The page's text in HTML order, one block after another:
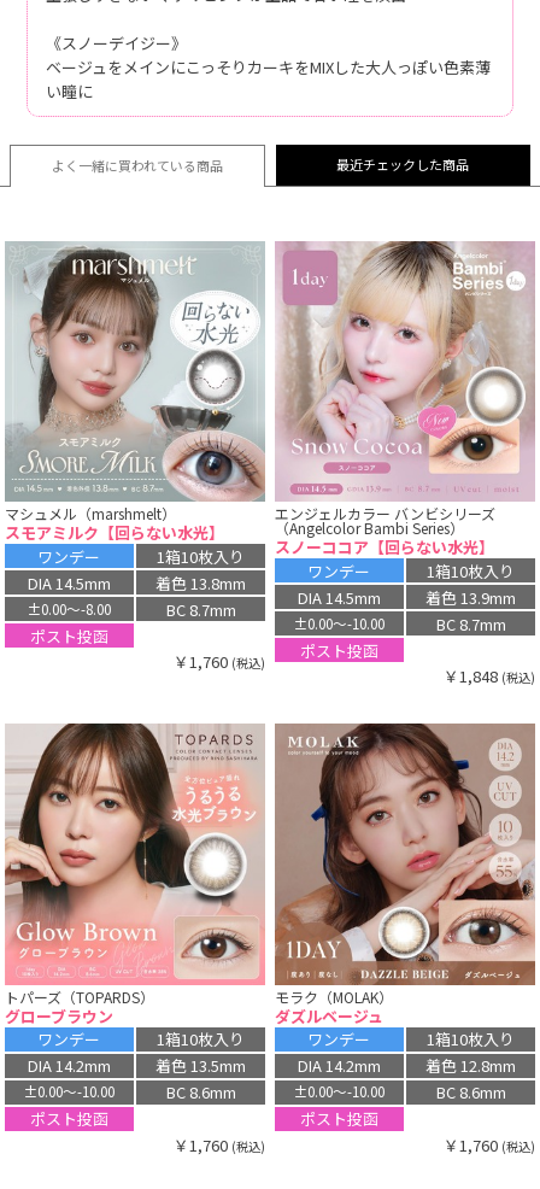
《スノーデイジー》
ベージュをメインにこっそりカーキをMIXした大人っぽい色素薄
い瞳に
よく一緒に買われている商品 最近チェックした商品
マシュメル（marshmelt）
スモアミルク【回らない水光】
ワンデー
1箱10枚入り
DIA 14.5mm
着色 13.8mm
±0.00〜-8.00
BC 8.7mm
ポスト投函
￥1,760 (税込)
エンジェルカラー バンビシリーズ
（Angelcolor Bambi Series）
スノーココア【回らない水光】
ワンデー
1箱10枚入り
DIA 14.5mm
着色 13.9mm
±0.00〜-10.00
BC 8.7mm
ポスト投函
￥1,848 (税込)
トパーズ（TOPARDS）
グローブラウン
ワンデー
1箱10枚入り
DIA 14.2mm
着色 13.5mm
±0.00〜-10.00
BC 8.6mm
ポスト投函
￥1,760 (税込)
モラク（MOLAK）
ダズルベージュ
ワンデー
1箱10枚入り
DIA 14.2mm
着色 12.8mm
±0.00〜-10.00
BC 8.6mm
ポスト投函
￥1,760 (税込)